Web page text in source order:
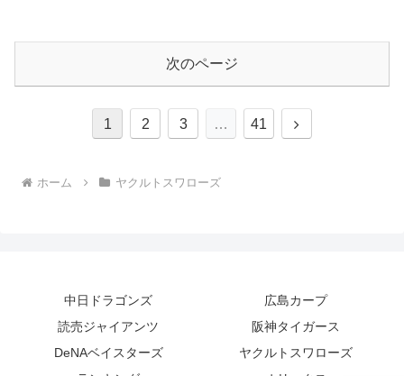
次のページ
1 2 3 … 41
次
ホーム ヤクルトスワローズ
中日ドラゴンズ
広島カープ
読売ジャイアンツ
阪神タイガース
DeNAベイスターズ
ヤクルトスワローズ